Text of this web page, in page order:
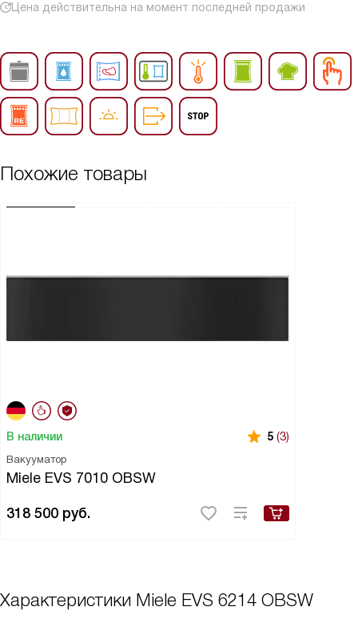
Цена действительна на момент последней продажи
Похожие товары
В наличии 5 (3)
Вакууматор
Miele EVS 7010 OBSW
318 500 руб.
Характеристики Miele EVS 6214 OBSW